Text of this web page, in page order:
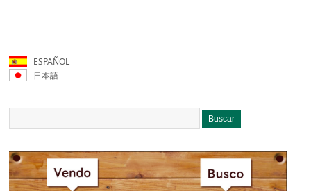
ESPAÑOL
日本語